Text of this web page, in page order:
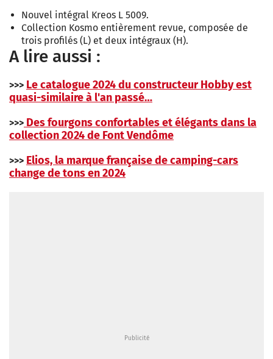
Nouvel intégral Kreos L 5009.
Collection Kosmo entièrement revue, composée de
trois profilés (L) et deux intégraux (H).
A lire aussi :
>>> Le catalogue 2024 du constructeur Hobby est
quasi-similaire à l'an passé…
>>> Des fourgons confortables et élégants dans la
collection 2024 de Font Vendôme
>>> Elios, la marque française de camping-cars
change de tons en 2024